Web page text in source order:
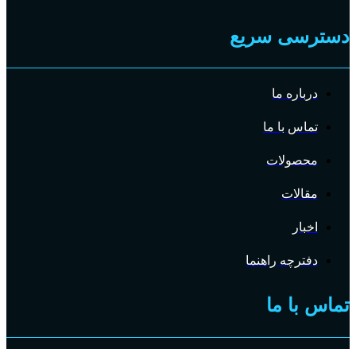
دسترسی سریع
درباره ما
تماس با ما
محصولات
مقالات
اخبار
دفترچه راهنما
تماس با ما